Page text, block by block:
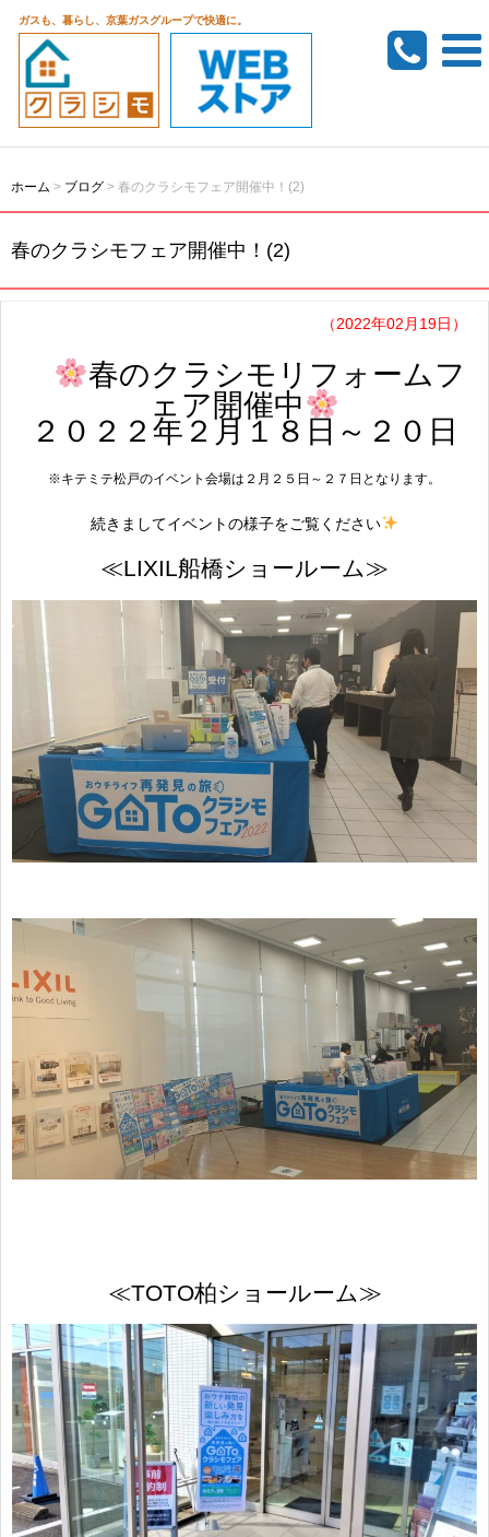
ガスも、暮らし、京葉ガスグループで快適に。
ホーム > ブログ > 春のクラシモフェア開催中！(2)
春のクラシモフェア開催中！(2)
（2022年02月19日）
春のクラシモリフォームフ
ェア開催中
２０２２年２月１８日～２０日
※キテミテ松戸のイベント会場は２月２５日～２７日となります。
続きましてイベントの様子をご覧ください
≪LIXIL船橋ショールーム≫
≪TOTO柏ショールーム≫